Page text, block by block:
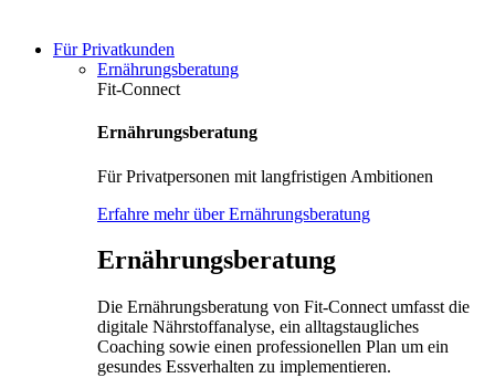
Für Privatkunden
Ernährungsberatung
Fit-Connect
Ernährungsberatung
Für Privatpersonen mit langfristigen Ambitionen
Erfahre mehr über Ernährungsberatung
Ernährungsberatung
Die Ernährungsberatung von Fit-Connect umfasst die
digitale Nährstoffanalyse, ein alltagstaugliches
Coaching sowie einen professionellen Plan um ein
gesundes Essverhalten zu implementieren.